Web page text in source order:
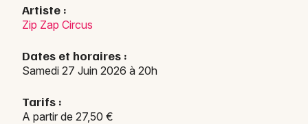
Artiste :
Zip Zap Circus
Dates et horaires :
Samedi 27 Juin 2026 à 20h
Tarifs :
A partir de 27,50 €